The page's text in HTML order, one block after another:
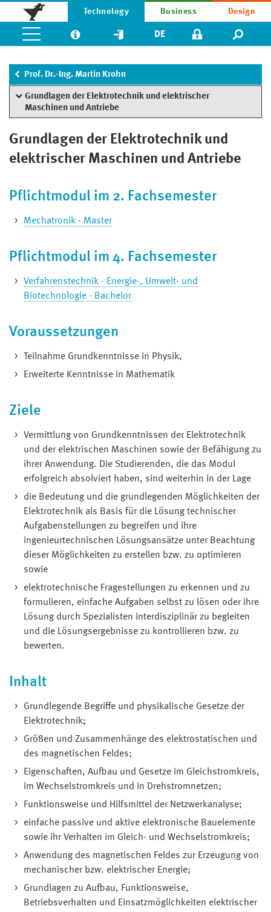
Technology Business Design
DE
Prof. Dr.-Ing. Martin Krohn
Grundlagen der Elektrotechnik und elektrischer
Maschinen und Antriebe
Grundlagen der Elektrotechnik und
elektrischer Maschinen und Antriebe
Pflichtmodul im 2. Fachsemester
Mechatronik - Master
Pflichtmodul im 4. Fachsemester
Verfahrenstechnik - Energie-, Umwelt- und
Biotechnologie - Bachelor
Voraussetzungen
Teilnahme Grundkenntnisse in Physik,
Erweiterte Kenntnisse in Mathematik
Ziele
Vermittlung von Grundkenntnissen der Elektrotechnik
und der elektrischen Maschinen sowie der Befähigung zu
ihrer Anwendung. Die Studierenden, die das Modul
erfolgreich absolviert haben, sind weiterhin in der Lage
die Bedeutung und die grundlegenden Möglichkeiten der
Elektrotechnik als Basis für die Lösung technischer
Aufgabenstellungen zu begreifen und ihre
ingenieurtechnischen Lösungsansätze unter Beachtung
dieser Möglichkeiten zu erstellen bzw. zu optimieren
sowie
elektrotechnische Fragestellungen zu erkennen und zu
formulieren, einfache Aufgaben selbst zu lösen oder ihre
Lösung durch Spezialisten interdisziplinär zu begleiten
und die Lösungsergebnisse zu kontrollieren bzw. zu
bewerten.
Inhalt
Grundlegende Begriffe und physikalische Gesetze der
Elektrotechnik;
Größen und Zusammenhänge des elektrostatischen und
des magnetischen Feldes;
Eigenschaften, Aufbau und Gesetze im Gleichstromkreis,
im Wechselstromkreis und in Drehstromnetzen;
Funktionsweise und Hilfsmittel der Netzwerkanalyse;
einfache passive und aktive elektronische Bauelemente
sowie ihr Verhalten im Gleich- und Wechselstromkreis;
Anwendung des magnetischen Feldes zur Erzeugung von
mechanischer bzw. elektrischer Energie;
Grundlagen zu Aufbau, Funktionsweise,
Betriebsverhalten und Einsatzmöglichkeiten elektrischer